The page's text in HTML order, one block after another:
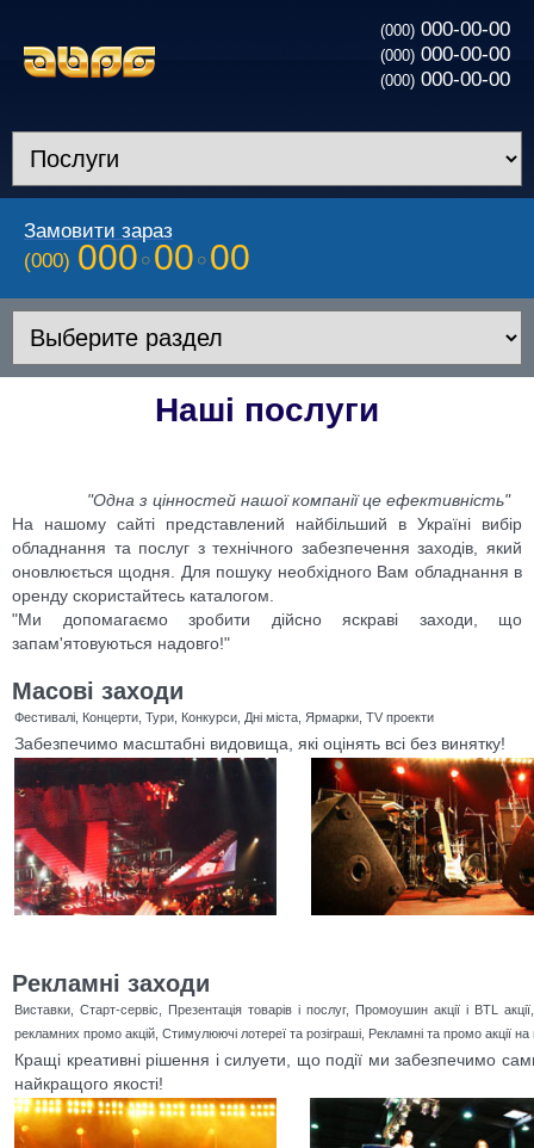
(000) 000-00-00
(000) 000-00-00
(000) 000-00-00
Замовити зараз
(000) 000 00 00
Наші послуги
"Одна з цінностей нашої компанії це ефективність"
На нашому сайті представлений найбільший в Україні вибір
обладнання та послуг з технічного забезпечення заходів, який
оновлюється щодня. Для пошуку необхідного Вам обладнання в
оренду скористайтесь каталогом.
"Ми допомагаємо зробити дійсно яскраві заходи, що
запам'ятовуються надовго!"
Масові заходи
Фестивалі, Концерти, Тури, Конкурси, Дні міста, Ярмарки, TV проекти
Забезпечимо масштабні видовища, які оцінять всі без винятку!
Рекламні заходи
Виставки, Старт-сервіс, Презентація товарів і послуг, Промоушин акції і BTL
рекламних промо акцій, Стимулюючі лотереї та розіграші, Рекламні та промо акції на
Кращі креативні рішення і силуети, що події ми забезпечимо
найкращого якості!